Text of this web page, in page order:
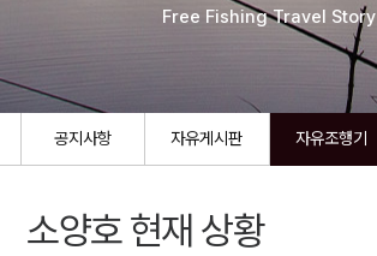
Free Fishing Travel Story
공지사항 자유게시판 자유조행기
소양호 현재 상황